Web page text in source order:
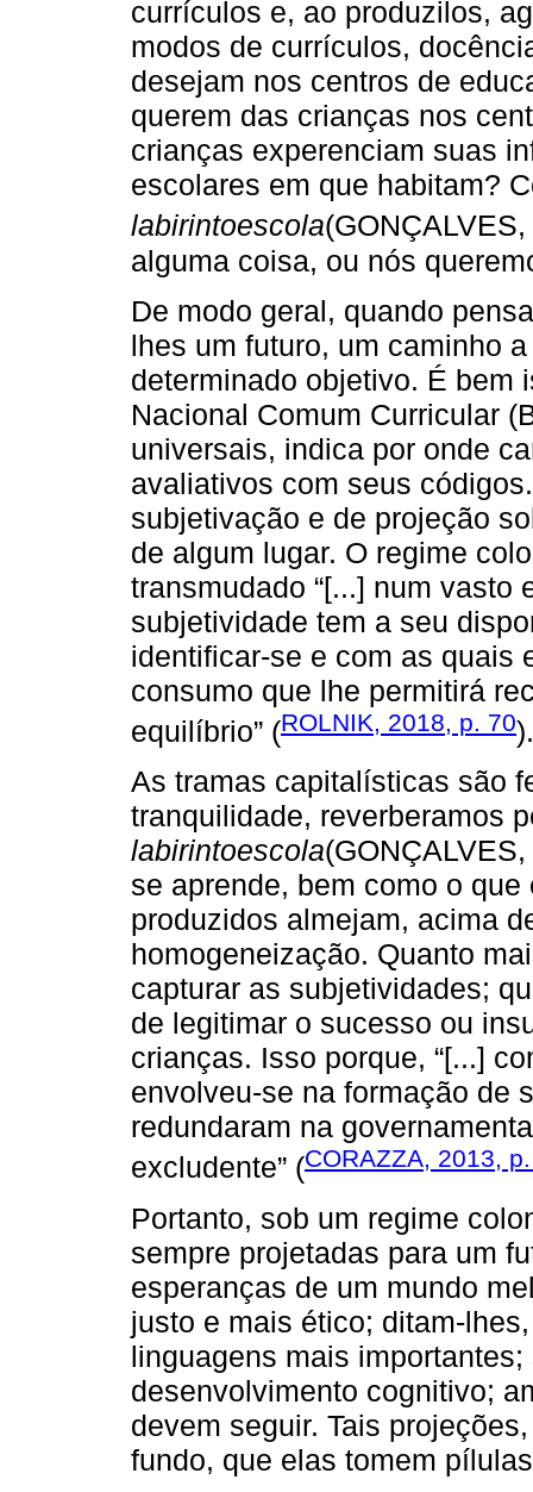
currículos e, ao produzilos,
modos de currículos,
desejam nos centros de
querem das crianças nos
crianças experenciam suas
escolares em que habitam?
labirintoescola
alguma coisa, ou nós
De modo geral, quando
lhes um futuro, um caminho
determinado objetivo. É bem
Nacional Comum Curricular
universais, indica por onde
avaliativos com seus
subjetivação e de projeção
de algum lugar. O regime
transmudado “[...] num vasto
subjetividade tem a seu
identificar-se e com as quais
consumo que lhe permitirá
equilíbrio” (ROLNIK, 2018, p. 70).
As tramas capitalísticas são
tranquilidade, reverberamos
labirintoescola
se aprende, bem como o
produzidos almejam, acima
homogeneização. Quanto
capturar as subjetividades;
de legitimar o sucesso ou
crianças. Isso porque, “[...]
envolveu-se na formação de
redundaram na
excludente” (CORAZZA, 2013,
Portanto, sob um regime
sempre projetadas para um
esperanças de um mundo
justo e mais ético; ditam-
linguagens mais
desenvolvimento cognitivo;
devem seguir. Tais
fundo, que elas tomem